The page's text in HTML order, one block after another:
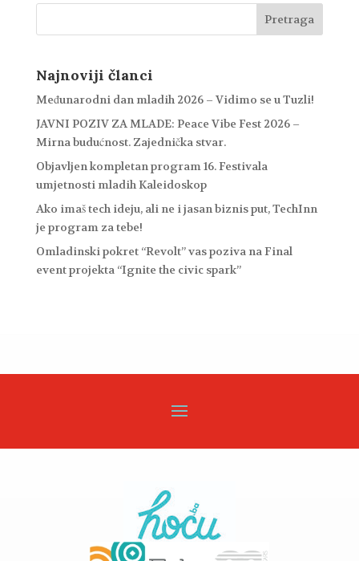
Najnoviji članci
Međunarodni dan mladih 2026 – Vidimo se u Tuzli!
JAVNI POZIV ZA MLADE: Peace Vibe Fest 2026 –
Mirna budućnost. Zajednička stvar.
Objavljen kompletan program 16. Festivala
umjetnosti mladih Kaleidoskop
Ako imaš tech ideju, ali ne i jasan biznis put, TechInn
je program za tebe!
Omladinski pokret “Revolt” vas poziva na Final
event projekta “Ignite the civic spark”